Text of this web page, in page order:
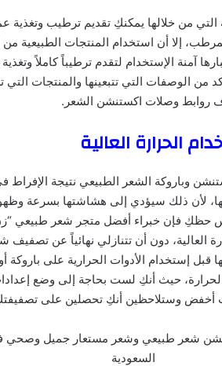
من خلالها يمكنكِ تقديم ترطيب وتغذية
إلا أن استخدام المنتجات الطبيعية من
آمنة الإستخدام لتقدم ترطيباً كاملاً
من الوصفات التي تتبعينها والمنتجات
روابط وصلات اكستنشن الشعر.
الحرارة العالية
وباروكة الشعر الطبيعي نتيجة الإفراط
لأن ذلك سيؤدي إلى هشاشتها بسرعة
حظكِ فإن خبراء أفضل متجر شعر طبيعي
العالية، دون أن تتنازلي نهائياً عن
قبل إستخدام الأدوات الحرارية على
حيث أنكِ لست بحاجة إلى وضع
أخفض وستلاحظين أنكِ تحصلين على